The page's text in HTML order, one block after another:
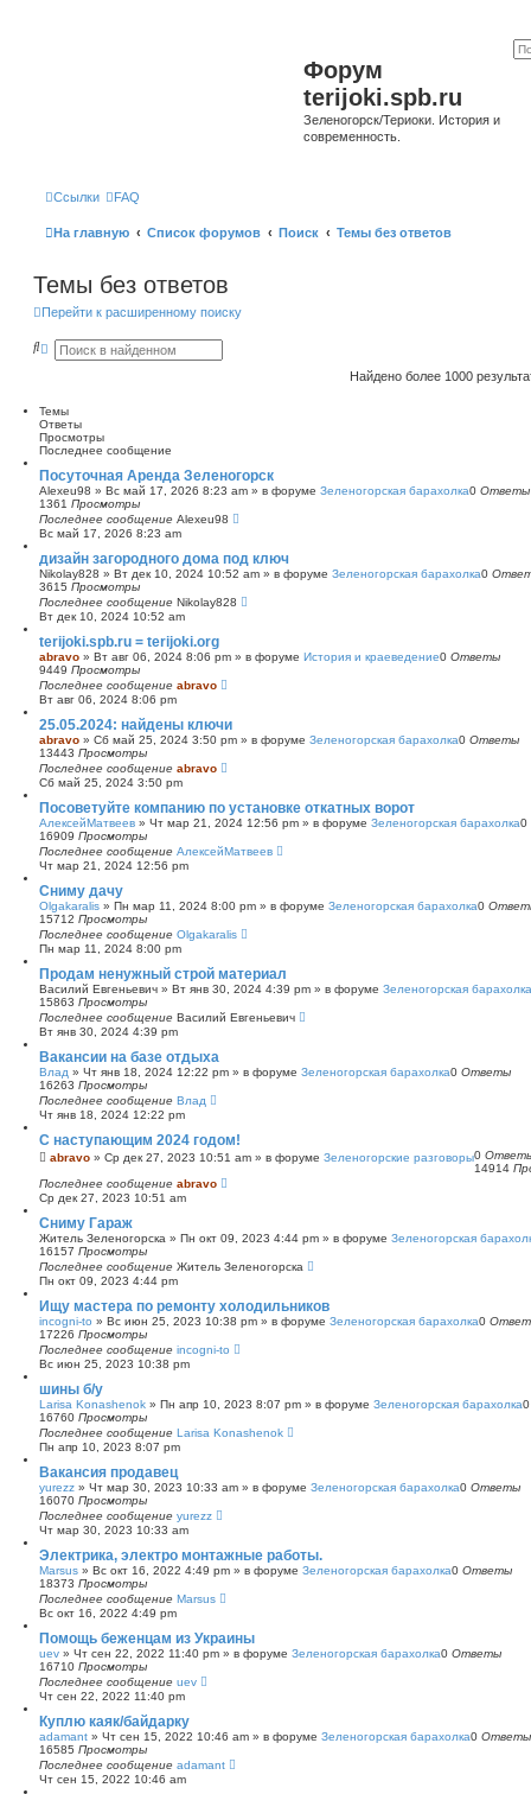
Форум
terijoki.spb.ru
Зеленогорск/Териоки. История и
современность.
Ссылки FAQ
На главную Список форумов Поиск Темы без ответов
Темы без ответов
Перейти к расширенному поиску
П Р
р
е
н
н
ы
й
п
о
и
к
Найдено более 1000
Темы
Ответы
Просмотры
Последнее сообщение
Посуточная Аренда Зеленогорск
Alexeu98 » Вс май 17, 2026 8:23 am » в форуме Зеленогорская барахолка0 Ответы
1361 Просмотры
Последнее сообщение Alexeu98
Вс май 17, 2026 8:23 am
дизайн загородного дома под ключ
Nikolay828 » Вт дек 10, 2024 10:52 am » в форуме Зеленогорская барахолка0
3615 Просмотры
Последнее сообщение Nikolay828
Вт дек 10, 2024 10:52 am
terijoki.spb.ru = terijoki.org
abravo » Вт авг 06, 2024 8:06 pm » в форуме История и краеведение0 Ответы
9449 Просмотры
Последнее сообщение abravo
Вт авг 06, 2024 8:06 pm
25.05.2024: найдены ключи
abravo » Сб май 25, 2024 3:50 pm » в форуме Зеленогорская барахолка0 Ответы
13443 Просмотры
Последнее сообщение abravo
Сб май 25, 2024 3:50 pm
Посоветуйте компанию по установке откатных ворот
АлексейМатвеев » Чт мар 21, 2024 12:56 pm » в форуме Зеленогорская барахолка0
16909 Просмотры
Последнее сообщение АлексейМатвеев
Чт мар 21, 2024 12:56 pm
Сниму дачу
Olgakaralis » Пн мар 11, 2024 8:00 pm » в форуме Зеленогорская барахолка0
15712 Просмотры
Последнее сообщение Olgakaralis
Пн мар 11, 2024 8:00 pm
Продам ненужный строй материал
Василий Евгеньевич » Вт янв 30, 2024 4:39 pm » в форуме Зеленогорская барахолка
15863 Просмотры
Последнее сообщение Василий Евгеньевич
Вт янв 30, 2024 4:39 pm
Вакансии на базе отдыха
Влад » Чт янв 18, 2024 12:22 pm » в форуме Зеленогорская барахолка0 Ответы
16263 Просмотры
Последнее сообщение Влад
Чт янв 18, 2024 12:22 pm
С наступающим 2024 годом!
abravo » Ср дек 27, 2023 10:51 am » в форуме Зеленогорские разговоры0
14914
Последнее сообщение abravo
Ср дек 27, 2023 10:51 am
Сниму Гараж
Житель Зеленогорска » Пн окт 09, 2023 4:44 pm » в форуме Зеленогорская
16157 Просмотры
Последнее сообщение Житель Зеленогорска
Пн окт 09, 2023 4:44 pm
Ищу мастера по ремонту холодильников
incogni-to » Вс июн 25, 2023 10:38 pm » в форуме Зеленогорская барахолка0
17226 Просмотры
Последнее сообщение incogni-to
Вс июн 25, 2023 10:38 pm
шины б/у
Larisa Konashenok » Пн апр 10, 2023 8:07 pm » в форуме Зеленогорская барахолка
16760 Просмотры
Последнее сообщение Larisa Konashenok
Пн апр 10, 2023 8:07 pm
Вакансия продавец
yurezz » Чт мар 30, 2023 10:33 am » в форуме Зеленогорская барахолка0 Ответы
16070 Просмотры
Последнее сообщение yurezz
Чт мар 30, 2023 10:33 am
Электрика, электро монтажные работы.
Marsus » Вс окт 16, 2022 4:49 pm » в форуме Зеленогорская барахолка0 Ответы
18373 Просмотры
Последнее сообщение Marsus
Вс окт 16, 2022 4:49 pm
Помощь беженцам из Украины
uev » Чт сен 22, 2022 11:40 pm » в форуме Зеленогорская барахолка0 Ответы
16710 Просмотры
Последнее сообщение uev
Чт сен 22, 2022 11:40 pm
Куплю каяк/байдарку
adamant » Чт сен 15, 2022 10:46 am » в форуме Зеленогорская барахолка0 Ответы
16585 Просмотры
Последнее сообщение adamant
Чт сен 15, 2022 10:46 am